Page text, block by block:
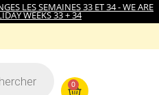
LES SEMAINES 33 ET 34 - WE ARE
WEEKS 33 + 34
0